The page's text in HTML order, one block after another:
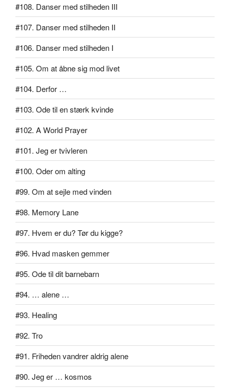
#108. Danser med stilheden III
#107. Danser med stilheden II
#106. Danser med stilheden I
#105. Om at åbne sig mod livet
#104. Derfor …
#103. Ode til en stærk kvinde
#102. A World Prayer
#101. Jeg er tvivleren
#100. Oder om alting
#99. Om at sejle med vinden
#98. Memory Lane
#97. Hvem er du? Tør du kigge?
#96. Hvad masken gemmer
#95. Ode til dit barnebarn
#94. … alene …
#93. Healing
#92. Tro
#91. Friheden vandrer aldrig alene
#90. Jeg er … kosmos